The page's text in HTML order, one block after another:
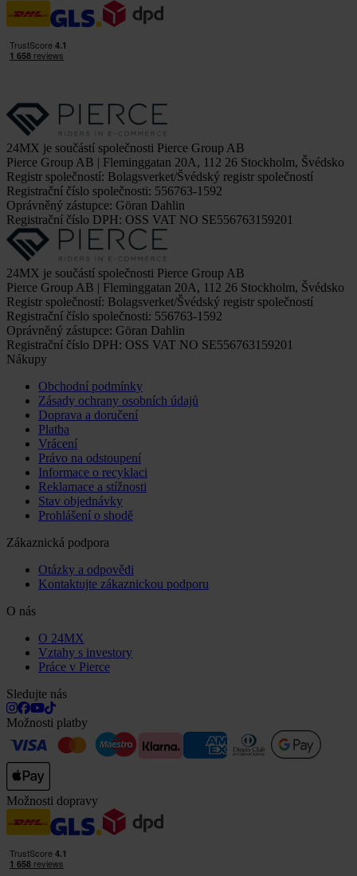
24MX je součástí společnosti Pierce Group AB
Pierce Group AB | Fleminggatan 20A, 112 26 Stockholm, Švédsko
Registr společností: Bolagsverket/Švédský registr společností
Registrační číslo společnosti: 556763-1592
Oprávněný zástupce: Göran Dahlin
Registrační číslo DPH: OSS VAT NO SE556763159201
24MX je součástí společnosti Pierce Group AB
Pierce Group AB | Fleminggatan 20A, 112 26 Stockholm, Švédsko
Registr společností: Bolagsverket/Švédský registr společností
Registrační číslo společnosti: 556763-1592
Oprávněný zástupce: Göran Dahlin
Registrační číslo DPH: OSS VAT NO SE556763159201
Nákupy
Obchodní podmínky
Zásady ochrany osobních údajů
Doprava a doručení
Platba
Vrácení
Právo na odstoupení
Informace o recyklaci
Reklamace a stížnosti
Stav objednávky
Prohlášení o shodě
Zákaznická podpora
Otázky a odpovědi
Kontaktujte zákaznickou podporu
O nás
O 24MX
Vztahy s investory
Práce v Pierce
Sledujte nás
Možnosti platby
Možnosti dopravy